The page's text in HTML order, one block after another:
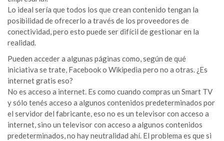
Lo ideal sería que todos los que crean contenido tengan la
posibilidad de ofrecerlo a través de los proveedores de
conectividad, pero esto puede ser difícil de gestionar en la
realidad.
Pueden acceder a algunas páginas como, según de qué
iniciativa se trate, Facebook o Wikipedia pero no a otras. ¿Es
internet gratis eso?
No es acceso a internet. Es como cuando compras un Smart TV
y sólo tenés acceso a algunos contenidos predeterminados por
el servidor del fabricante, eso no es un televisor con acceso a
internet, sino un televisor con acceso a algunos contenidos
predeterminados, no hay neutralidad ahí. El problema es que si